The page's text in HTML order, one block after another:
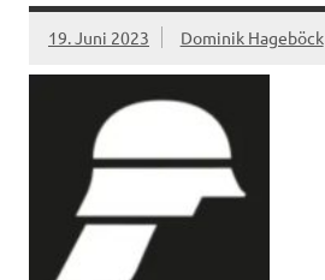
19. Juni 2023 Dominik Hageböck